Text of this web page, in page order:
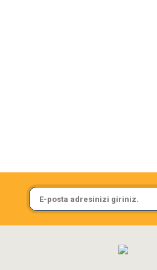
Sa**** On******
Pamuk için aradığım tüm